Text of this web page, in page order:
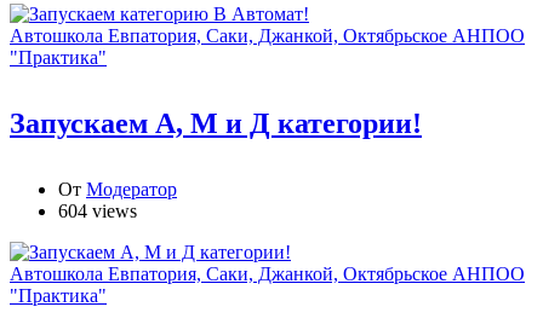
Автошкола Евпатория, Саки, Джанкой, Октябрьское АНПОО
"Практика"
Запускаем А, М и Д категории!
От Модератор
604 views
Автошкола Евпатория, Саки, Джанкой, Октябрьское АНПОО
"Практика"